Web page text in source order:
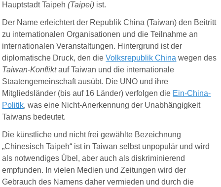
HauptstadtTaipeh (Taipei) ist.
Der Name erleichtert der Republik China (Taiwan) den Beitritt
zu internationalen Organisationen und die Teilnahme an
internationalen Veranstaltungen. Hintergrund ist der
diplomatische Druck, den dieVolksrepublik China wegen des
Taiwan-Konfliktauf Taiwan und die internationale
Staatengemeinschaft ausübt. Die UNO und ihre
Mitgliedsländer (bis auf 16 Länder) verfolgen die Ein-China-
Politik, was eine Nicht-Anerkennung der Unabhängigkeit
Taiwans bedeutet.
Die künstliche und nicht frei gewählte Bezeichnung
„Chinesisch Taipeh“ ist in Taiwan selbst unpopulär und wird
als notwendiges Übel, aber auch als diskriminierend
empfunden. In vielen Medien und Zeitungen wird der
Gebrauch des Namens daher vermieden und durch die